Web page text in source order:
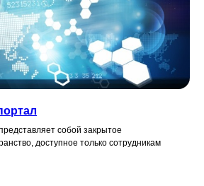
собой закрытое
доступное только сотрудникам